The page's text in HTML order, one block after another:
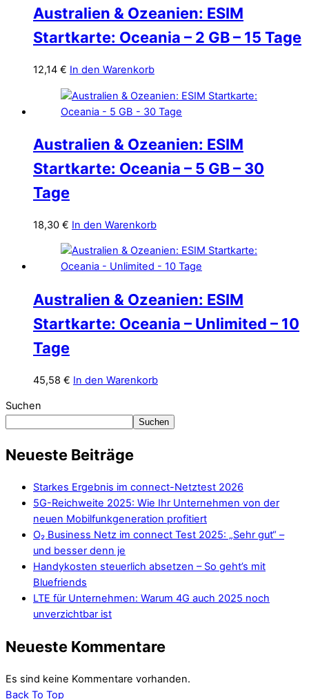
Australien & Ozeanien: ESIM
Startkarte: Oceania – 2 GB – 15 Tage
12,14 € In den Warenkorb
Australien & Ozeanien: ESIM
Startkarte: Oceania – 5 GB – 30
Tage
18,30 € In den Warenkorb
Australien & Ozeanien: ESIM
Startkarte: Oceania – Unlimited – 10
Tage
45,58 € In den Warenkorb
Suchen
Suchen
Neueste Beiträge
Starkes Ergebnis im connect-Netztest 2026
5G-Reichweite 2025: Wie Ihr Unternehmen von der
neuen Mobilfunkgeneration profitiert
O₂ Business Netz im connect Test 2025: „Sehr gut“ –
und besser denn je
Handykosten steuerlich absetzen – So geht’s mit
Bluefriends
LTE für Unternehmen: Warum 4G auch 2025 noch
unverzichtbar ist
Neueste Kommentare
Es sind keine Kommentare vorhanden.
Back To Top